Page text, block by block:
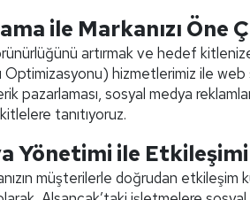
ile Markanızı Öne
artırmak ve hedef
hizmetlerimiz ile web
pazarlaması, sosyal medya
tanıtıyoruz.
Yönetimi ile Etkileşimi
müşterilerle doğrudan etkileşim